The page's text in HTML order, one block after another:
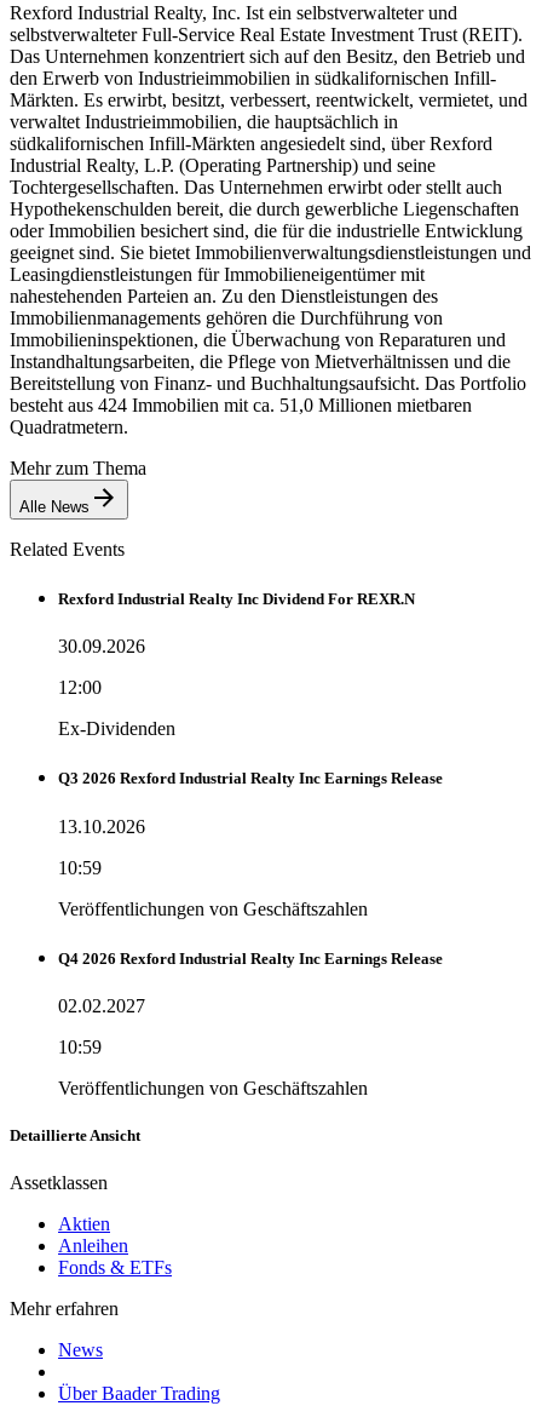
Rexford Industrial Realty, Inc. Ist ein selbstverwalteter und
selbstverwalteter Full-Service Real Estate Investment Trust (REIT).
Das Unternehmen konzentriert sich auf den Besitz, den Betrieb und
den Erwerb von Industrieimmobilien in südkalifornischen Infill-
Märkten. Es erwirbt, besitzt, verbessert, reentwickelt, vermietet, und
verwaltet Industrieimmobilien, die hauptsächlich in
südkalifornischen Infill-Märkten angesiedelt sind, über Rexford
Industrial Realty, L.P. (Operating Partnership) und seine
Tochtergesellschaften. Das Unternehmen erwirbt oder stellt auch
Hypothekenschulden bereit, die durch gewerbliche Liegenschaften
oder Immobilien besichert sind, die für die industrielle Entwicklung
geeignet sind. Sie bietet Immobilienverwaltungsdienstleistungen und
Leasingdienstleistungen für Immobilieneigentümer mit
nahestehenden Parteien an. Zu den Dienstleistungen des
Immobilienmanagements gehören die Durchführung von
Immobilieninspektionen, die Überwachung von Reparaturen und
Instandhaltungsarbeiten, die Pflege von Mietverhältnissen und die
Bereitstellung von Finanz- und Buchhaltungsaufsicht. Das Portfolio
besteht aus 424 Immobilien mit ca. 51,0 Millionen mietbaren
Quadratmetern.
Mehr zum Thema
Alle News
Related Events
Rexford Industrial Realty Inc Dividend For REXR.N
30.09.2026
12:00
Ex-Dividenden
Q3 2026 Rexford Industrial Realty Inc Earnings Release
13.10.2026
10:59
Veröffentlichungen von Geschäftszahlen
Q4 2026 Rexford Industrial Realty Inc Earnings Release
02.02.2027
10:59
Veröffentlichungen von Geschäftszahlen
Detaillierte Ansicht
Assetklassen
Aktien
Anleihen
Fonds & ETFs
Mehr erfahren
News
Über Baader Trading